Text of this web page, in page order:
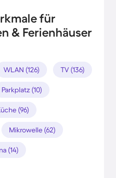
für
& Ferienhäuser
WLAN (126) TV (136)
Parkplatz (10)
(96)
Mikrowelle (62)
(14)